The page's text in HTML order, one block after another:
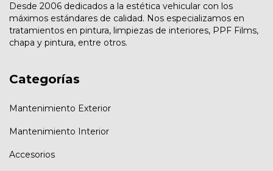
Desde 2006 dedicados a la estética vehicular con los
máximos estándares de calidad. Nos especializamos en
tratamientos en pintura, limpiezas de interiores, PPF Films,
chapa y pintura, entre otros.
Categorías
Mantenimiento Exterior
Mantenimiento Interior
Accesorios